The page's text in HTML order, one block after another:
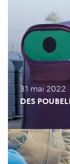
DES
31 mai 2022